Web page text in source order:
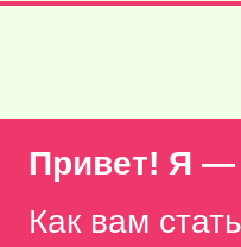
Привет! Я —
Как вам